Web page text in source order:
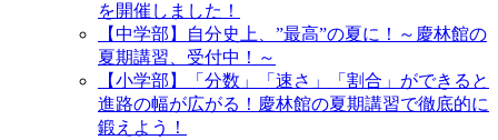
を開催しました！
【中学部】自分史上、”最高”の夏に！～慶林館の
夏期講習、受付中！～
【小学部】「分数」「速さ」「割合」ができると
進路の幅が広がる！慶林館の夏期講習で徹底的に
鍛えよう！